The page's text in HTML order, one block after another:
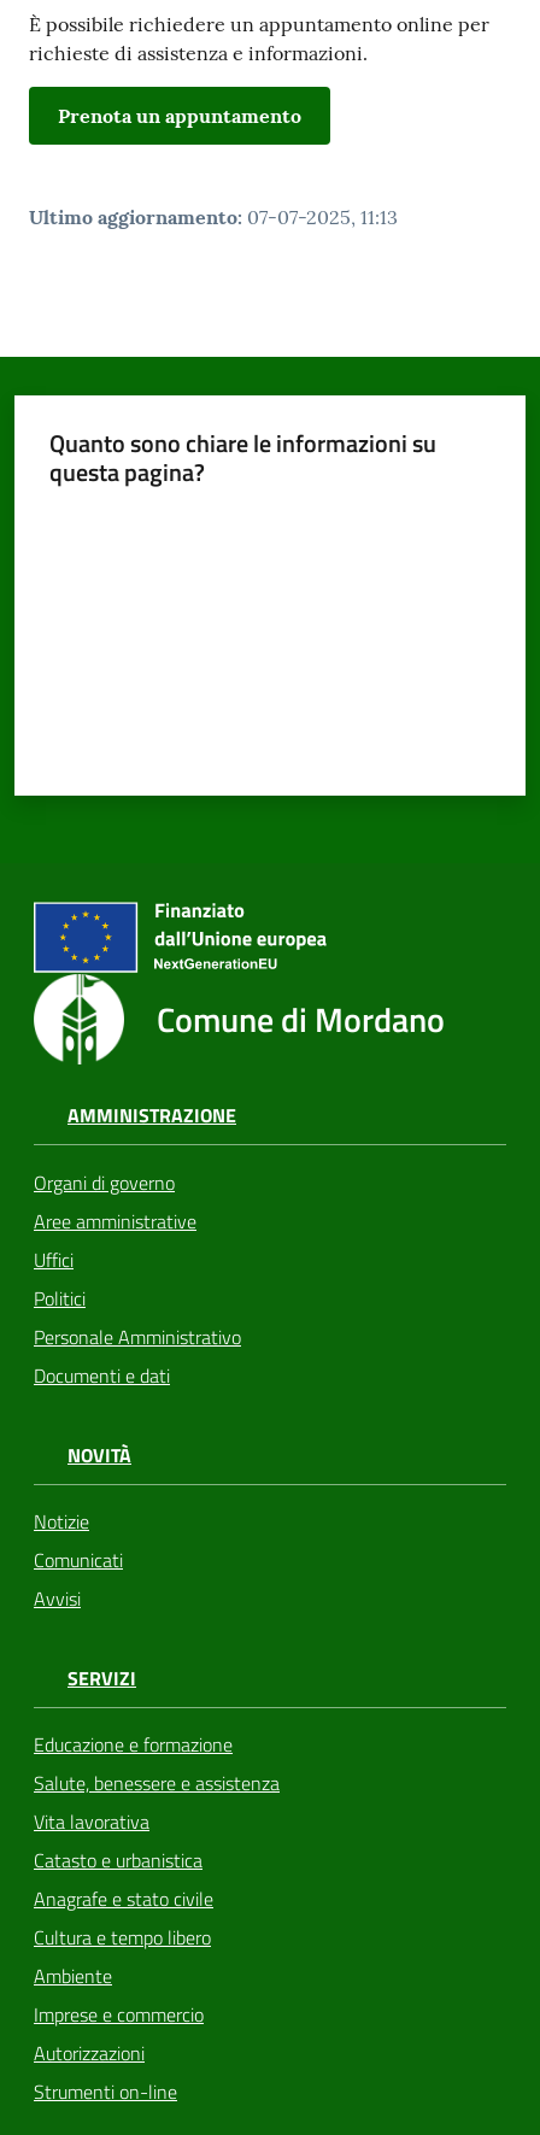
È possibile richiedere un appuntamento online per
richieste di assistenza e informazioni.
Prenota un appuntamento
Ultimo aggiornamento: 07-07-2025, 11:13
Quanto sono chiare le informazioni su
questa pagina?
Comune di Mordano
AMMINISTRAZIONE
Organi di governo
Aree amministrative
Uffici
Politici
Personale Amministrativo
Documenti e dati
NOVITÀ
Notizie
Comunicati
Avvisi
SERVIZI
Educazione e formazione
Salute, benessere e assistenza
Vita lavorativa
Catasto e urbanistica
Anagrafe e stato civile
Cultura e tempo libero
Ambiente
Imprese e commercio
Autorizzazioni
Strumenti on-line